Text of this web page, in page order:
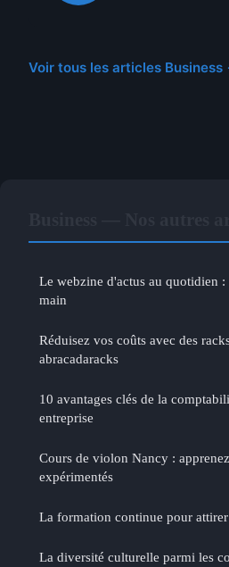
Voir tous les articles Business
Le webzine d'actus au quotidien :
main
Réduisez vos coûts avec des
abracadaracks
10 avantages clés de la
entreprise
Cours de violon Nancy :
expérimentés
La formation continue pour
La diversité culturelle parmi les